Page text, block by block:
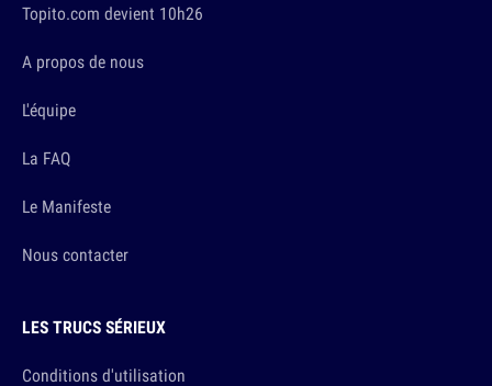
Topito.com devient 10h26
A propos de nous
L'équipe
La FAQ
Le Manifeste
Nous contacter
LES TRUCS SÉRIEUX
Conditions d'utilisation